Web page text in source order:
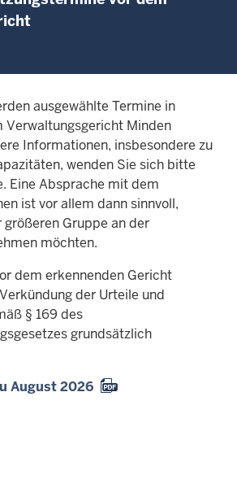
ausgewählte Termine in
Verwaltungsgericht Minden
Informationen, insbesondere zu
wenden Sie sich bitte
Eine Absprache mit dem
ist vor allem dann sinnvoll,
Gruppe an der
möchten.
dem erkennenden Gericht
der Urteile und
§ 169 des
grundsätzlich
August 2026